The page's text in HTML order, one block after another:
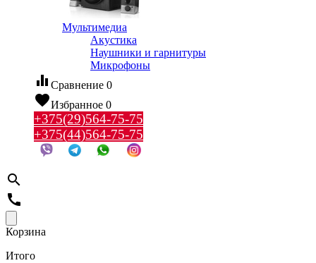
Мультимедиа
Акустика
Наушники и гарнитуры
Микрофоны
equalizer Сравнение 0
favoriteИзбранное 0
+375(29)564-75-75
+375(44)564-75-75
search
call
Корзина
Итого